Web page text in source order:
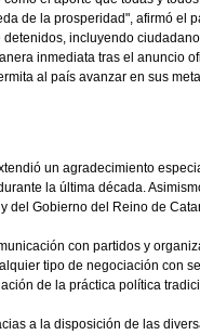
de la prosperidad", afirmó el
incluyendo
inmediata tras el anuncio
al país avanzar en sus
un agradecimiento
la última década.
del Gobierno del Reino de
con partidos y
tipo de negociación con
de la práctica política
a la disposición de las